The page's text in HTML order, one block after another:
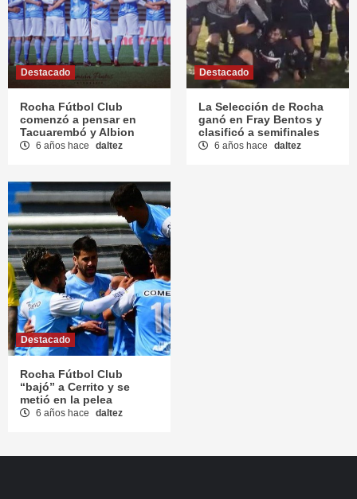
Destacado
Rocha Fútbol Club
comenzó a pensar en
Tacuarembó y Albion
6 años hace daltez
Destacado
La Selección de Rocha
ganó en Fray Bentos y
clasificó a semifinales
6 años hace daltez
Destacado
Rocha Fútbol Club
“bajó” a Cerrito y se
metió en la pelea
6 años hace daltez